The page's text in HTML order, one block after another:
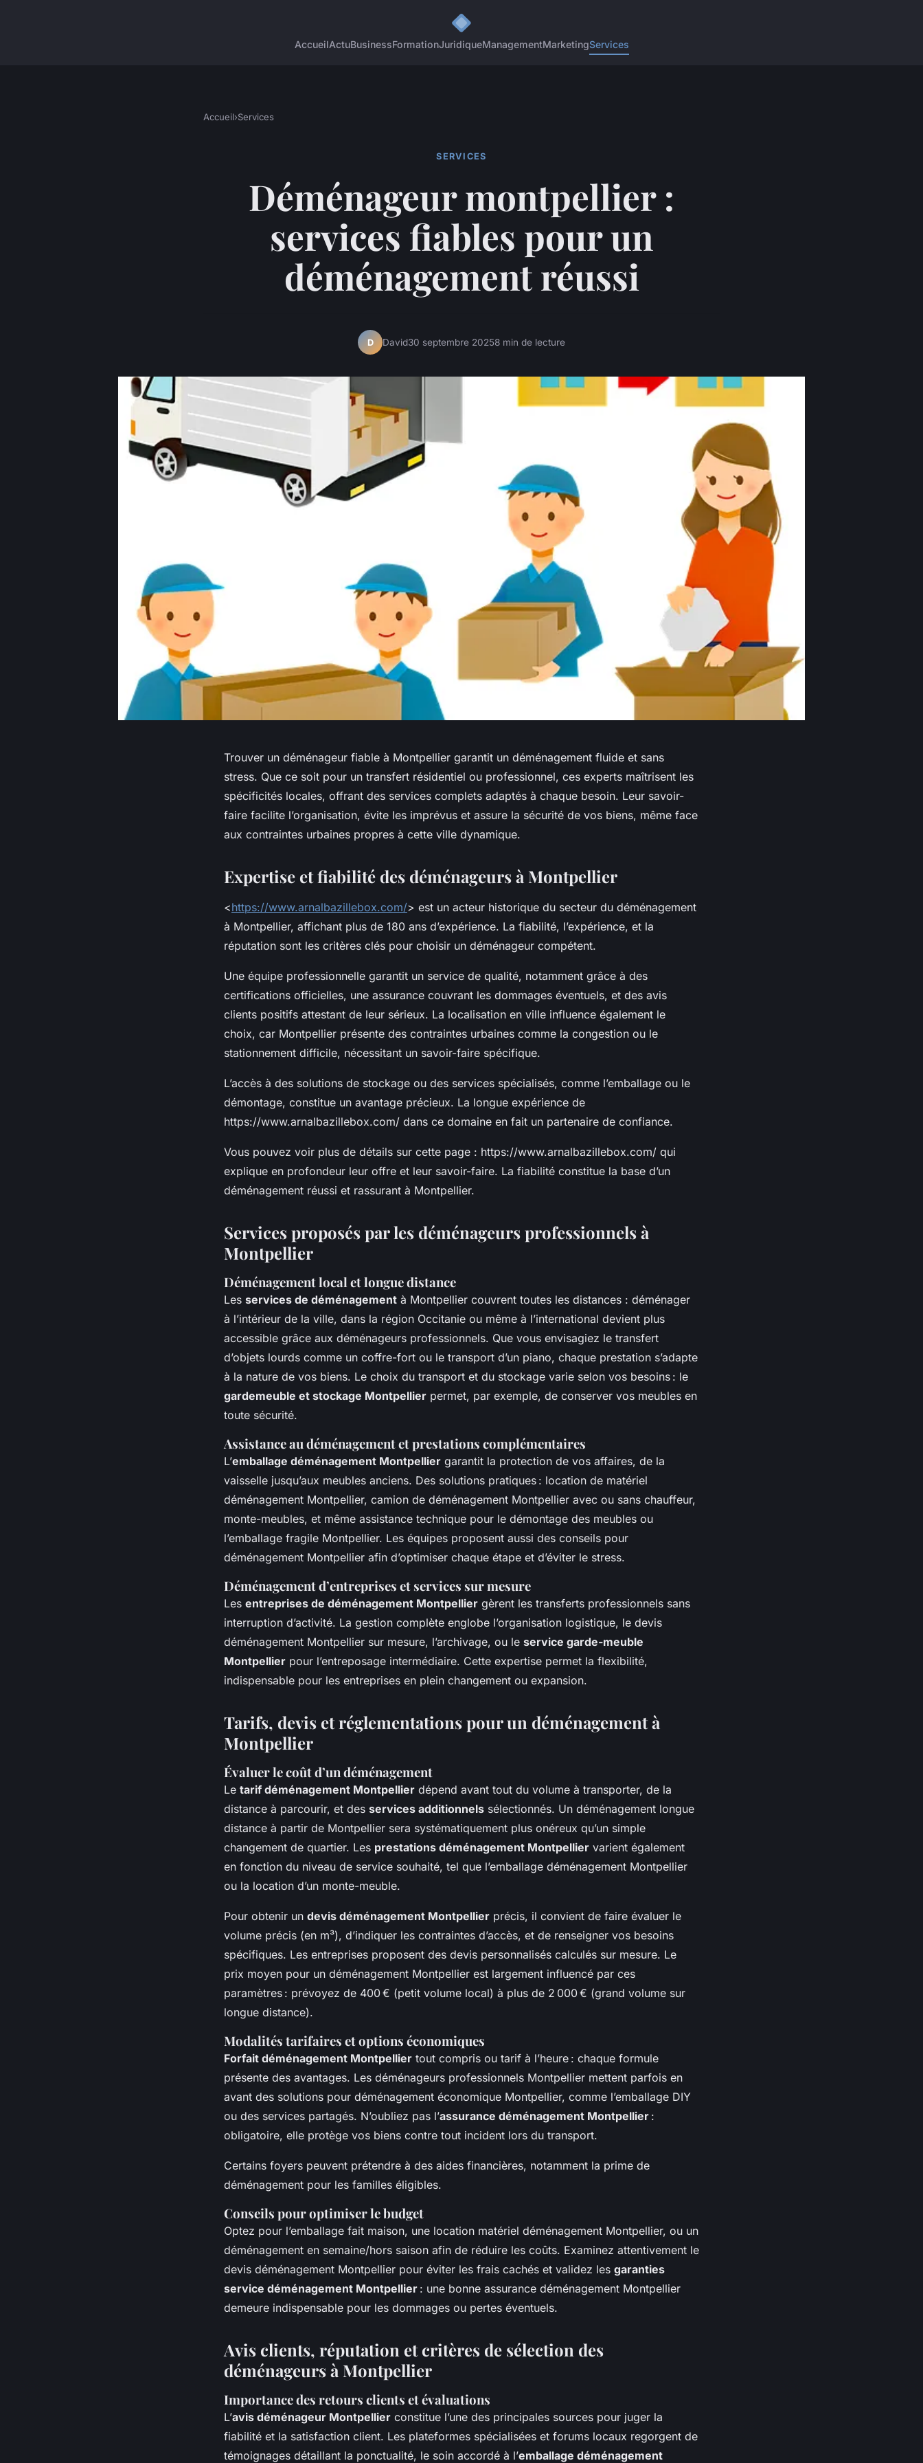
AccueilActuBusinessFormationJuridiqueManagementMarketingServices
Accueil›Services
SERVICES
Déménageur montpellier :
services fiables pour un
déménagement réussi
D David30 septembre 20258 min de lecture
Trouver un déménageur fiable à Montpellier garantit un déménagement fluide et sans
stress. Que ce soit pour un transfert résidentiel ou professionnel, ces experts maîtrisent les
spécificités locales, offrant des services complets adaptés à chaque besoin. Leur savoir-
faire facilite l’organisation, évite les imprévus et assure la sécurité de vos biens, même face
aux contraintes urbaines propres à cette ville dynamique.
Expertise et fiabilité des déménageurs à Montpellier
<https://www.arnalbazillebox.com/> est un acteur historique du secteur du déménagement
à Montpellier, affichant plus de 180 ans d’expérience. La fiabilité, l’expérience, et la
réputation sont les critères clés pour choisir un déménageur compétent.
Une équipe professionnelle garantit un service de qualité, notamment grâce à des
certifications officielles, une assurance couvrant les dommages éventuels, et des avis
clients positifs attestant de leur sérieux. La localisation en ville influence également le
choix, car Montpellier présente des contraintes urbaines comme la congestion ou le
stationnement difficile, nécessitant un savoir-faire spécifique.
L’accès à des solutions de stockage ou des services spécialisés, comme l’emballage ou le
démontage, constitue un avantage précieux. La longue expérience de
https://www.arnalbazillebox.com/ dans ce domaine en fait un partenaire de confiance.
Vous pouvez voir plus de détails sur cette page : https://www.arnalbazillebox.com/ qui
explique en profondeur leur offre et leur savoir-faire. La fiabilité constitue la base d’un
déménagement réussi et rassurant à Montpellier.
Services proposés par les déménageurs professionnels à
Montpellier
Déménagement local et longue distance
Les services de déménagement à Montpellier couvrent toutes les distances : déménager
à l’intérieur de la ville, dans la région Occitanie ou même à l’international devient plus
accessible grâce aux déménageurs professionnels. Que vous envisagiez le transfert
d’objets lourds comme un coffre-fort ou le transport d’un piano, chaque prestation s’adapte
à la nature de vos biens. Le choix du transport et du stockage varie selon vos besoins : le
gardemeuble et stockage Montpellier permet, par exemple, de conserver vos meubles en
toute sécurité.
Assistance au déménagement et prestations complémentaires
L’emballage déménagement Montpellier garantit la protection de vos affaires, de la
vaisselle jusqu’aux meubles anciens. Des solutions pratiques : location de matériel
déménagement Montpellier, camion de déménagement Montpellier avec ou sans chauffeur,
monte-meubles, et même assistance technique pour le démontage des meubles ou
l’emballage fragile Montpellier. Les équipes proposent aussi des conseils pour
déménagement Montpellier afin d’optimiser chaque étape et d’éviter le stress.
Déménagement d’entreprises et services sur mesure
Les entreprises de déménagement Montpellier gèrent les transferts professionnels sans
interruption d’activité. La gestion complète englobe l’organisation logistique, le devis
déménagement Montpellier sur mesure, l’archivage, ou le service garde-meuble
Montpellier pour l’entreposage intermédiaire. Cette expertise permet la flexibilité,
indispensable pour les entreprises en plein changement ou expansion.
Tarifs, devis et réglementations pour un déménagement à
Montpellier
Évaluer le coût d’un déménagement
Le tarif déménagement Montpellier dépend avant tout du volume à transporter, de la
distance à parcourir, et des services additionnels sélectionnés. Un déménagement longue
distance à partir de Montpellier sera systématiquement plus onéreux qu’un simple
changement de quartier. Les prestations déménagement Montpellier varient également
en fonction du niveau de service souhaité, tel que l’emballage déménagement Montpellier
ou la location d’un monte-meuble.
Pour obtenir un devis déménagement Montpellier précis, il convient de faire évaluer le
volume précis (en m³), d’indiquer les contraintes d’accès, et de renseigner vos besoins
spécifiques. Les entreprises proposent des devis personnalisés calculés sur mesure. Le
prix moyen pour un déménagement Montpellier est largement influencé par ces
paramètres : prévoyez de 400 € (petit volume local) à plus de 2 000 € (grand volume sur
longue distance).
Modalités tarifaires et options économiques
Forfait déménagement Montpellier tout compris ou tarif à l’heure : chaque formule
présente des avantages. Les déménageurs professionnels Montpellier mettent parfois en
avant des solutions pour déménagement économique Montpellier, comme l’emballage DIY
ou des services partagés. N’oubliez pas l’assurance déménagement Montpellier :
obligatoire, elle protège vos biens contre tout incident lors du transport.
Certains foyers peuvent prétendre à des aides financières, notamment la prime de
déménagement pour les familles éligibles.
Conseils pour optimiser le budget
Optez pour l’emballage fait maison, une location matériel déménagement Montpellier, ou un
déménagement en semaine/hors saison afin de réduire les coûts. Examinez attentivement le
devis déménagement Montpellier pour éviter les frais cachés et validez les garanties
service déménagement Montpellier : une bonne assurance déménagement Montpellier
demeure indispensable pour les dommages ou pertes éventuels.
Avis clients, réputation et critères de sélection des
déménageurs à Montpellier
Importance des retours clients et évaluations
L’avis déménageur Montpellier constitue l’une des principales sources pour juger la
fiabilité et la satisfaction client. Les plateformes spécialisées et forums locaux regorgent de
témoignages détaillant la ponctualité, le soin accordé à l’emballage déménagement